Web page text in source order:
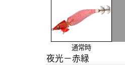
通常時
夜光－赤緑